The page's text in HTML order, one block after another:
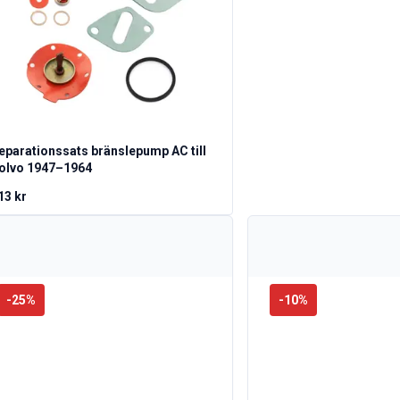
bränslepump AC till
1947–1964
kr
-25% -10%